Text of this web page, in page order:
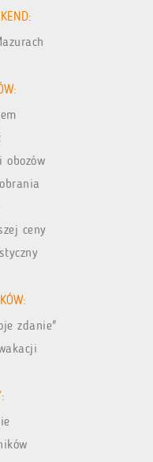
obozów
ceny
zdanie"